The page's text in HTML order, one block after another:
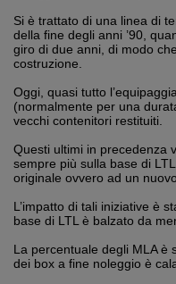
Si è trattato di una linea di
della fine degli anni ’90,
giro di due anni, di modo
costruzione.
Oggi, quasi tutto
(normalmente per una
vecchi contenitori restituiti.
Questi ultimi in precedenza
sempre più sulla base di
originale ovvero ad un
L’impatto di tali iniziative è
base di LTL è balzato da
La percentuale degli MLA è
dei box a fine noleggio è